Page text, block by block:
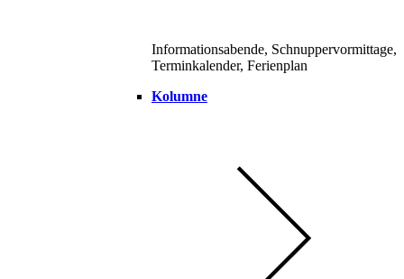
Informationsabende, Schnuppervormittage,
Terminkalender, Ferienplan
Kolumne